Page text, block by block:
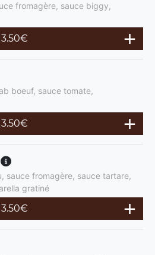
fromagère, sauce biggy,
€
boeuf, sauce tomate,
€
sauce fromagère, sauce tartare,
gratiné
€